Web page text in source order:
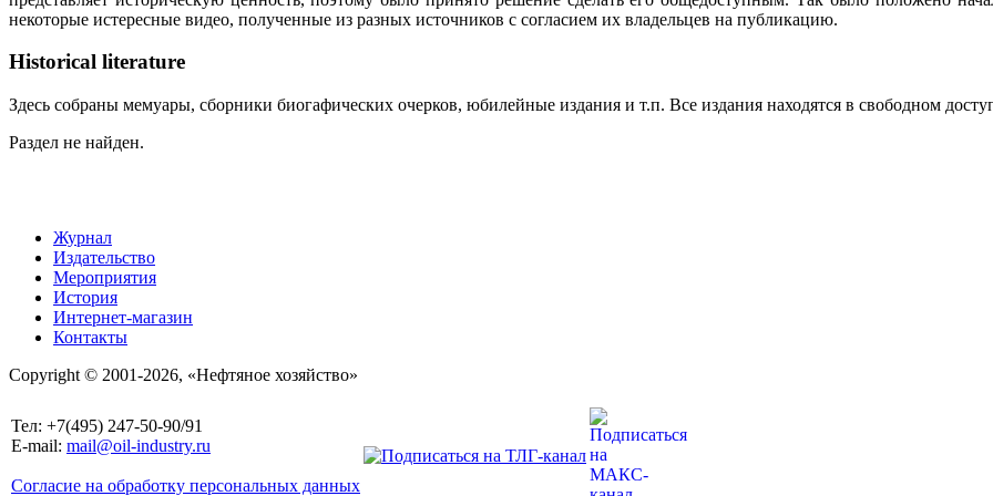
некоторые истересные видео, полученные из разных источников с согласием их владельцев на публикацию.
Historical literature
Здесь собраны мемуары, сборники биогафических очерков, юбилейные издания и т.п. Все издания находятся в свободном
Раздел не найден.
Журнал
Издательство
Мероприятия
История
Интернет-магазин
Контакты
Copyright © 2001-2026, «Нефтяное хозяйство»
Тел: +7(495) 247-50-90/91
E-mail: mail@oil-industry.ru
Согласие на обработку персональных данных